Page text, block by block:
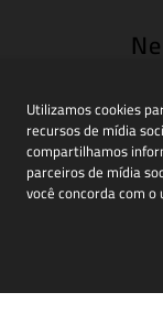
Utilizamos cookies
recursos de mídia
compartilhamos
parceiros de mídia
você concorda com o